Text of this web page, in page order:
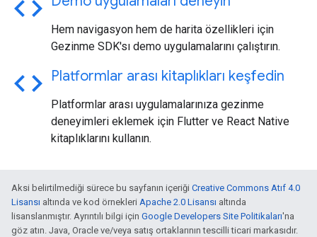
code
Hem navigasyon hem de harita özellikleri için
Gezinme SDK'sı demo uygulamalarını çalıştırın.
code Platformlar arası kitaplıkları keşfedin
Platformlar arası uygulamalarınıza gezinme
deneyimleri eklemek için Flutter ve React Native
kitaplıklarını kullanın.
Aksi belirtilmediği sürece bu sayfanın içeriği Creative Commons Atıf 4.0
Lisansı altında ve kod örnekleri Apache 2.0 Lisansı altında
lisanslanmıştır. Ayrıntılı bilgi için Google Developers Site Politikaları'na
göz atın. Java, Oracle ve/veya satış ortaklarının tescilli ticari markasıdır.